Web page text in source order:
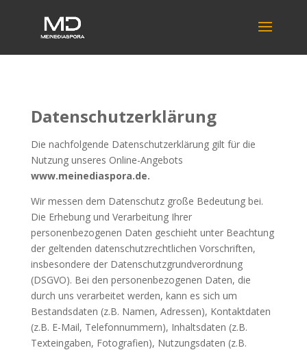
Datenschutzerklärung
Die nachfolgende Datenschutzerklärung gilt für die
Nutzung unseres Online-Angebots
www.meinediaspora.de.
Wir messen dem Datenschutz große Bedeutung bei.
Die Erhebung und Verarbeitung Ihrer
personenbezogenen Daten geschieht unter Beachtung
der geltenden datenschutzrechtlichen Vorschriften,
insbesondere der Datenschutzgrundverordnung
(DSGVO). Bei den personenbezogenen Daten, die
durch uns verarbeitet werden, kann es sich um
Bestandsdaten (z.B. Namen, Adressen), Kontaktdaten
(z.B. E-Mail, Telefonnummern), Inhaltsdaten (z.B.
Texteingaben, Fotografien), Nutzungsdaten (z.B.